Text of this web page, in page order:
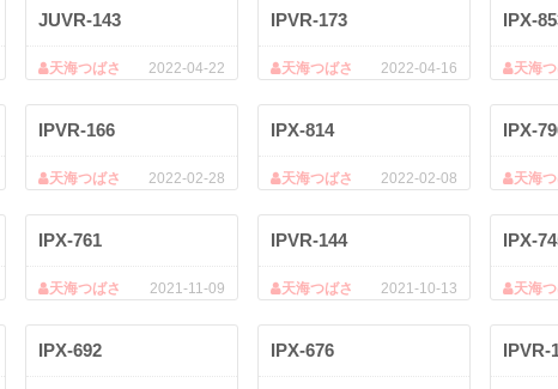
JUVR-143
2022-04-22
天海つばさ
IPVR-173
2022-04-16
天海つばさ
IPX-
天海
IPVR-166
2022-02-28
天海つばさ
IPX-814
2022-02-08
天海つばさ
IPX-
天海
IPX-761
2021-11-09
天海つばさ
IPVR-144
2021-10-13
天海つばさ
IPX-
天海
IPX-692 IPX-676 IPVR-